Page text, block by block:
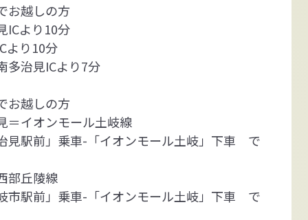
お越しの方
より10分
り10分
治見ICより7分
お越しの方
＝イオンモール土岐線
駅前」乗車-「イオンモール土岐」下車 で
部丘陵線
駅前」乗車-「イオンモール土岐」下車 で